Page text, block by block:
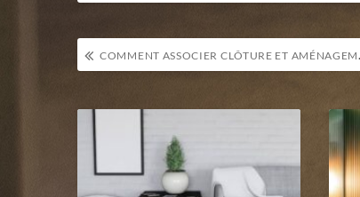
Navigation
de
l’article
COMMENT ASSOCIER CLÔTURE ET AMÉNAGEMENT PAYSAGER POUR UN RENDU HARMONIEUX